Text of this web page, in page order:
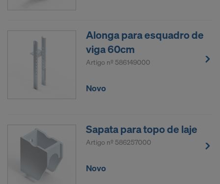
Alonga para esquadro de
viga 60cm
Artigo nº 586149000
Novo
Sapata para topo de laje
Artigo nº 586257000
Novo